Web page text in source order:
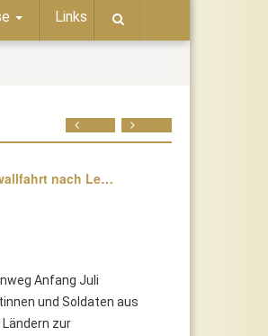
Links
nach Le…
Anfang Juli
und Soldaten aus
zur